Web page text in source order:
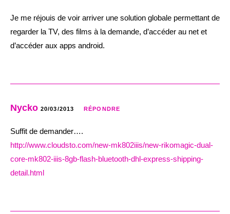
Je me réjouis de voir arriver une solution globale permettant de
regarder la TV, des films à la demande, d’accéder au net et
d’accéder aux apps android.
Nycko 20/03/2013 RÉPONDRE
Suffit de demander….
http://www.cloudsto.com/new-mk802iiis/new-rikomagic-dual-
core-mk802-iiis-8gb-flash-bluetooth-dhl-express-shipping-
detail.html